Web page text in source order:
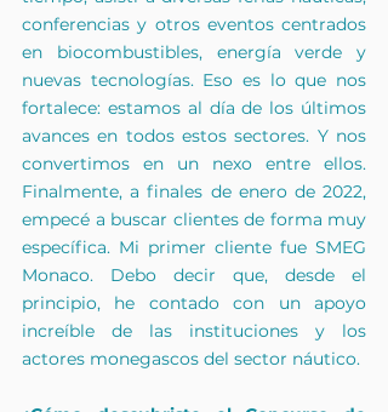
conferencias y otros eventos centrados
en biocombustibles, energía verde y
nuevas tecnologías. Eso es lo que nos
fortalece: estamos al día de los últimos
avances en todos estos sectores. Y nos
convertimos en un nexo entre ellos.
Finalmente, a finales de enero de 2022,
empecé a buscar clientes de forma muy
específica. Mi primer cliente fue SMEG
Monaco. Debo decir que, desde el
principio, he contado con un apoyo
increíble de las instituciones y los
actores monegascos del sector náutico.